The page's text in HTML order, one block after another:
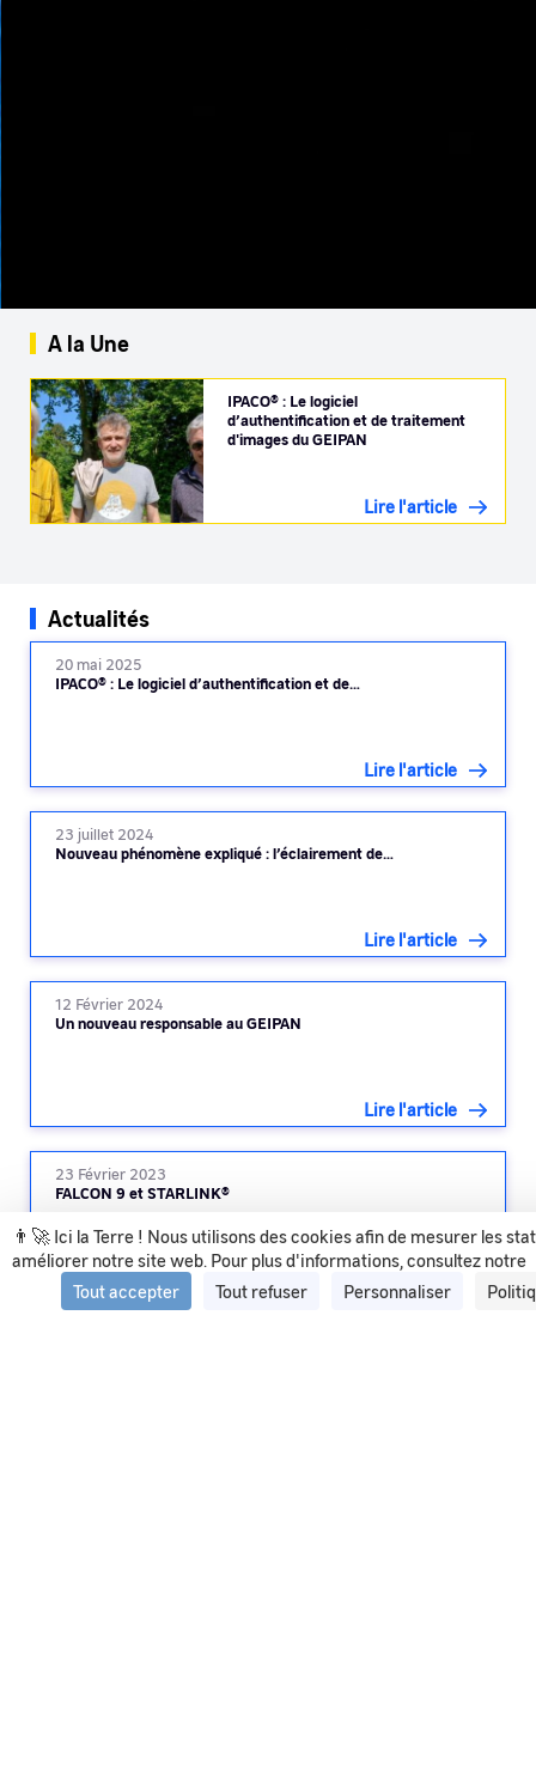
👨‍🚀 Ici la Terre ! Nous utilisons des cookies afin de mesurer les
améliorer notre site web. Pour plus d'informations, consultez notre
Tout accepter
Tout refuser Personnaliser
A la Une
IPACO® : Le logiciel
d’authentification et de traitement
d'images du GEIPAN
Lire l'article
Actualités
20 mai 2025
IPACO® : Le logiciel d’authentification et de…
Lire l'article
23 juillet 2024
Nouveau phénomène expliqué : l’éclairement de…
Lire l'article
12 Février 2024
Un nouveau responsable au GEIPAN
Lire l'article
23 Février 2023
FALCON 9 et STARLINK®
Lire l'article